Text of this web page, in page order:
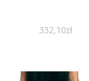
332,10zł